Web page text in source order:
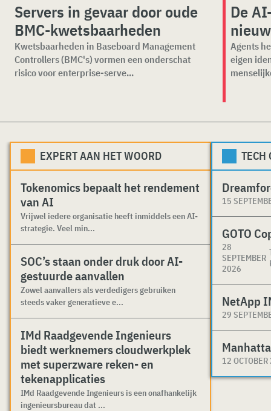
Servers in gevaar door oude
BMC-kwetsbaarheden
Kwetsbaarheden in Baseboard Management
Controllers (BMC's) vormen een onderschat
risico voor enterprise-serve...
De
Agents
eigen
EXPERT AAN HET WOORD
Tokenomics bepaalt het rendement
van AI
Vrijwel iedere organisatie heeft inmiddels een AI-
strategie. Veel min...
SOC’s staan onder druk door AI-
gestuurde aanvallen
Zowel aanvallers als verdedigers gebruiken
steeds vaker generatieve e...
IMd Raadgevende Ingenieurs
biedt werknemers cloudwerkplek
met superzware reken- en
tekenapplicaties
IMd Raadgevende Ingenieurs is een onafhankelijk
ingenieursbureau dat ...
TECH
15
GOTO
28
SEPTEMBER
2026
NetApp
29
12